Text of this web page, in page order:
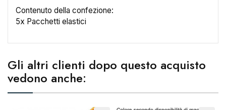
Contenuto della confezione:
5x Pacchetti elastici
Gli altri clienti dopo questo acquisto
vedono anche:
Crea lista dei desideri